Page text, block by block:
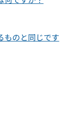
ものと同じです